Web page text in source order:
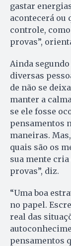
gastar
acontecerá ou
controle,
provas”,
Ainda
diversas
de não se
manter a
se ele fosse
pensamentos
maneiras.
quais são os
sua mente
provas”, diz.
“Uma boa
no papel.
real das
pensamentos